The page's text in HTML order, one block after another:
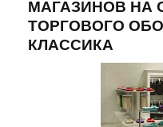
МАГАЗИНОВ НА
ТОРГОВОГО
КЛАССИКА